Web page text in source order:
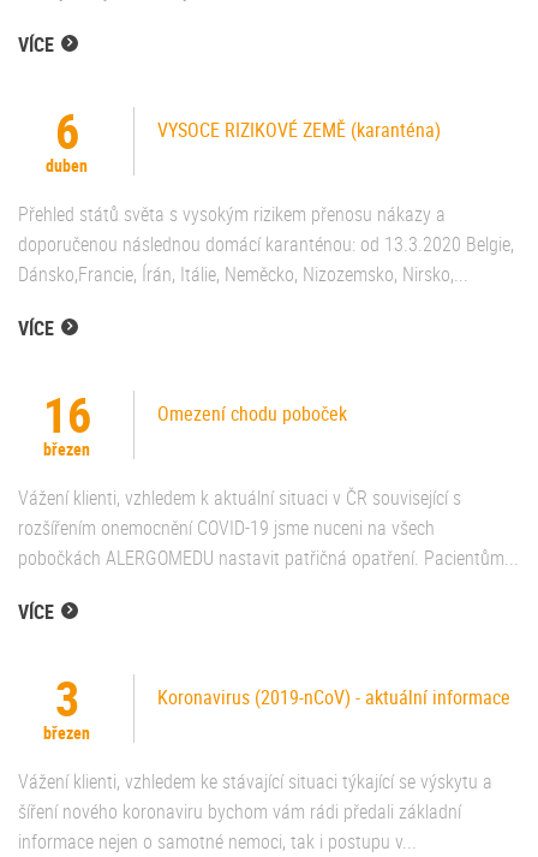
VÍCE
6
duben
VYSOCE RIZIKOVÉ ZEMĚ (karanténa)
Přehled států světa s vysokým rizikem přenosu nákazy a
doporučenou následnou domácí karanténou: od 13.3.2020 Belgie,
Dánsko,Francie, Írán, Itálie, Neměcko, Nizozemsko, Nirsko,...
VÍCE
16
březen
Omezení chodu poboček
Vážení klienti, vzhledem k aktuální situaci v ČR související s
rozšířením onemocnění COVID-19 jsme nuceni na všech
pobočkách ALERGOMEDU nastavit patřičná opatření. Pacientům...
VÍCE
3
březen
Koronavirus (2019-nCoV) - aktuální informace
Vážení klienti, vzhledem ke stávající situaci týkající se výskytu a
šíření nového koronaviru bychom vám rádi předali základní
informace nejen o samotné nemoci, tak i postupu v...